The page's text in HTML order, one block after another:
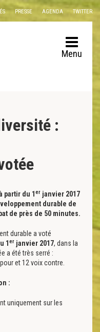
PRESSE AGENDA TWITTER
Menu
:
partir du 1 er janvier 2017
durable de
de près de 50 minutes.
durable a voté
1 er janvier 2017, dans la
a été très serré :
et 12 voix contre.
:
uniquement sur les